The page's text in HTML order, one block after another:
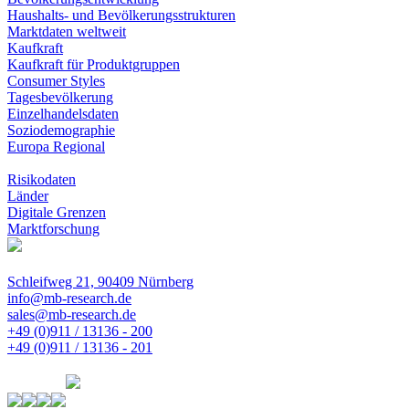
Haushalts- und Bevölkerungsstrukturen
Marktdaten weltweit
Kaufkraft
Kaufkraft für Produktgruppen
Consumer Styles
Tagesbevölkerung
Einzelhandelsdaten
Soziodemographie
Europa Regional
Risikodaten
Länder
Digitale Grenzen
Marktforschung
Schleifweg 21, 90409 Nürnberg
info@mb-research.de
sales@mb-research.de
+49 (0)911 / 13136 - 200
+49 (0)911 / 13136 - 201